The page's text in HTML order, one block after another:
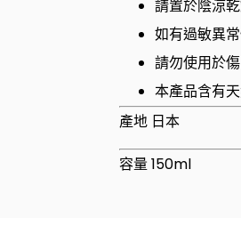
請置於陰涼
如有過敏異
請勿使用於
本產品含有
產地 日本
容量 150ml